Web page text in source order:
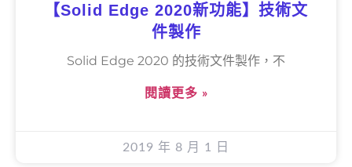
【Solid Edge 2020新功能】技術文
件製作
Solid Edge 2020 的技術文件製作，不
閱讀更多 »
2019 年 8 月 1 日